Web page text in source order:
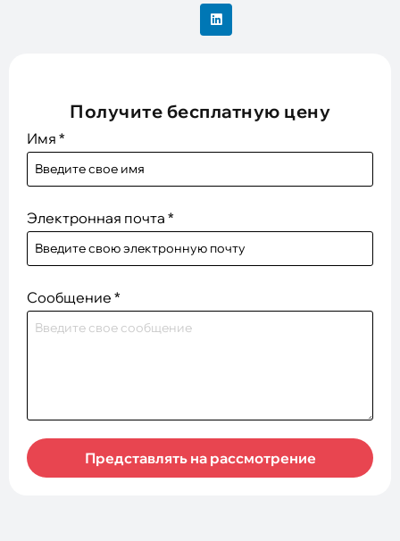
Получите бесплатную цену
Имя *
Электронная почта *
Сообщение *
Представлять на рассмотрение